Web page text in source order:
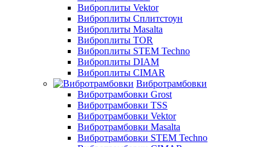
Виброплиты Vektor
Виброплиты Сплитстоун
Виброплиты Masalta
Виброплиты TOR
Виброплиты STEM Techno
Виброплиты DIAM
Виброплиты CIMAR
Вибротрамбовки
Вибротрамбовки Grost
Вибротрамбовки TSS
Вибротрамбовки Vektor
Вибротрамбовки Masalta
Вибротрамбовки STEM Techno